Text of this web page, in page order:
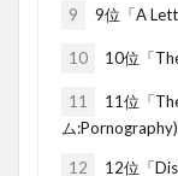
9 9位「A
10 10位「
11
11位「
ム:Pornography)
12 12位「